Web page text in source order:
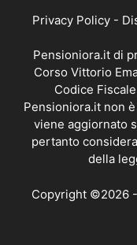
Privacy Policy -
Pensioniora.it di
Corso Vittorio
Codice
Pensioniora.it non
viene aggiornato
pertanto
della
Copyright ©2026